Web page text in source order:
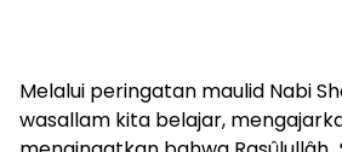
Melalui peringatan maulid Nabi
wasallam kita belajar,